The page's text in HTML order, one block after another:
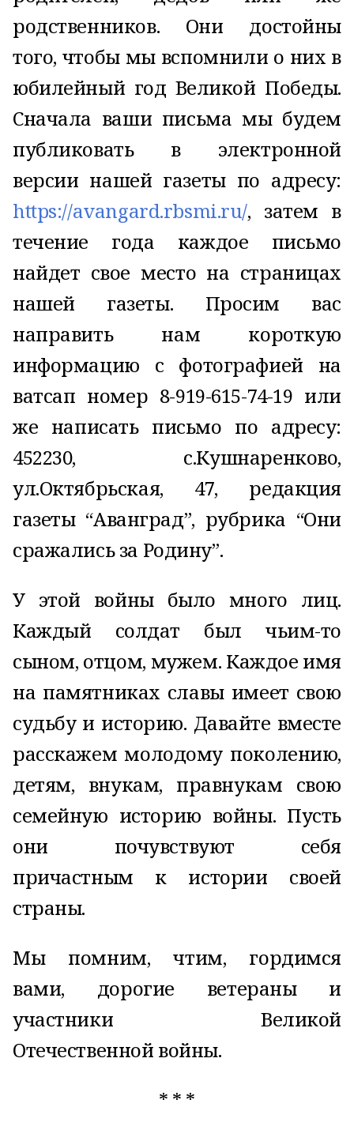
родственников. Они достойны
того, чтобы мы вспомнили о них в
юбилейный год Великой Победы.
Сначала ваши письма мы будем
публиковать в электронной
версии нашей газеты по адресу:
https://avangard.rbsmi.ru/, затем в
течение года каждое письмо
найдет свое место на страницах
нашей газеты. Просим вас
направить нам короткую
информацию с фотографией на
ватсап номер 8-919-615-74-19 или
же написать письмо по адресу:
452230, с.Кушнаренково,
ул.Октябрьская, 47, редакция
газеты “Аванград”, рубрика “Они
сражались за Родину”.
У этой войны было много лиц.
Каждый солдат был чьим-то
сыном, отцом, мужем. Каждое имя
на памятниках славы имеет свою
судьбу и историю. Давайте вместе
расскажем молодому поколению,
детям, внукам, правнукам свою
семейную историю войны. Пусть
они почувствуют себя
причастным к истории своей
страны.
Мы помним, чтим, гордимся
вами, дорогие ветераны и
участники Великой
Отечественной войны.
* * *